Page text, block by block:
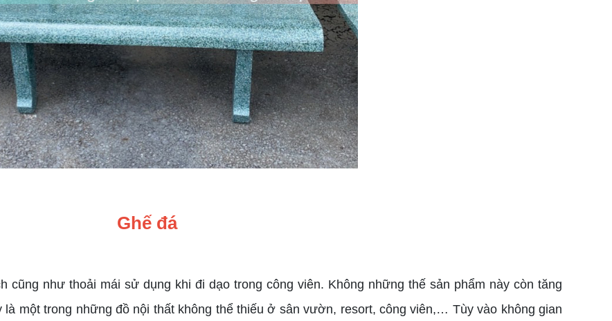
Ghế đá
cũng như thoải mái sử dụng khi đi dạo trong công viên. Không những thế sản phẩm này còn tăng
một trong những đồ nội thất không thể thiếu ở sân vườn, resort, công viên,… Tùy vào không gian